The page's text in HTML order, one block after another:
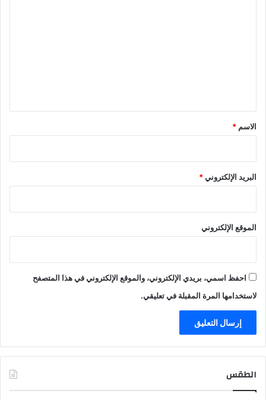
*
الاسم *
البريد الإلكتروني*
الموقع الإلكتروني
احفظ اسمي، بريدي الإلكتروني، والموقع الإلكتروني في هذا المتصفح
لاستخدامها المرة المقبلة في تعليقي.
الطقس